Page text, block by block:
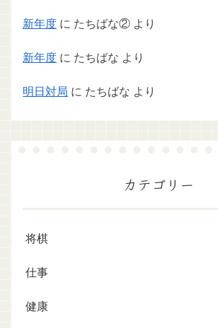
新年度 に たちばな② より
新年度 に たちばな より
明日対局 に たちばな より
カテゴリー
将棋
仕事
健康